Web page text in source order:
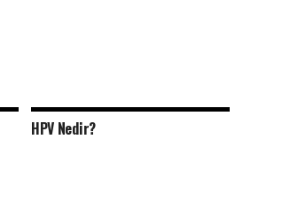
HPV Nedir?